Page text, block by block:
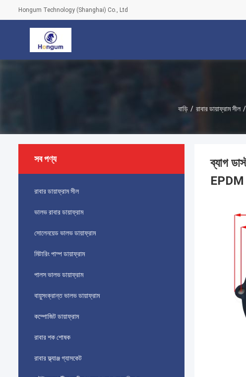
Hongum Technology (Shanghai) Co., Ltd
বাড়ি / রাবার ডায়াফ্রাম সীল /
সব পণ্য
রাবার ডায়াফ্রাম সীল
ভালভ রাবার ডায়াফ্রাম
সোলেনয়েড ভালভ ডায়াফ্রাম
মিটারিং পাম্প ডায়াফ্রাম
পালস ভালভ ডায়াফ্রাম
বায়ুসংক্রান্ত ভালভ ডায়াফ্রাম
কম্পোজিট ডায়াফ্রাম
রাবার শক শোষক
রাবার ফ্ল্যাঞ্জ গ্যাসকেট
ব্যাগ
EPDM